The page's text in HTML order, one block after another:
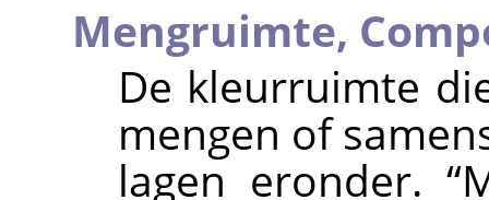
Mengruimte,
De kleurruimte
mengen of
lagen eronder.“